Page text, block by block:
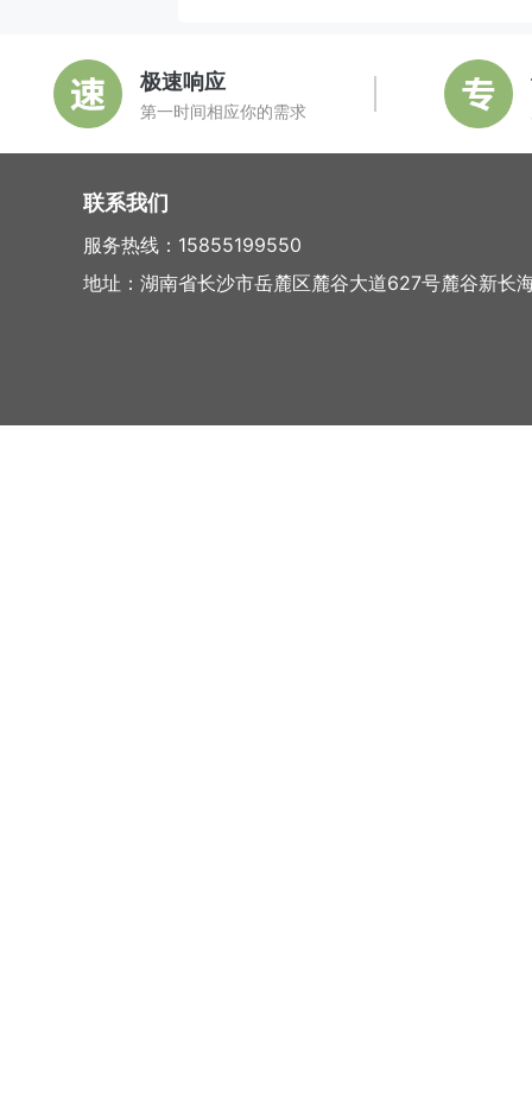
极速响应
第一时间相应你的需求
联系我们
服务热线：15855199550
地址：湖南省长沙市岳麓区麓谷大道627号麓谷新长